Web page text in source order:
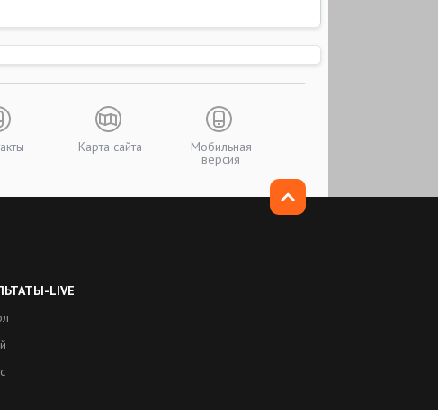
Карта сайта Мобильная
версия
LIVE